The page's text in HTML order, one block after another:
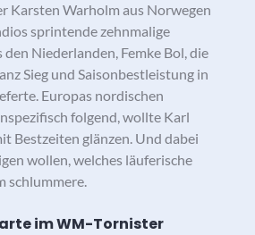
Karsten Warholm aus Norwegen
sprintende zehnmalige
Niederlanden, Femke Bol, die
Sieg und Saisonbestleistung in
Europas nordischen
folgend, wollte Karl
Bestzeiten glänzen. Und dabei
wollen, welches läuferische
schlummere.
im WM-Tornister